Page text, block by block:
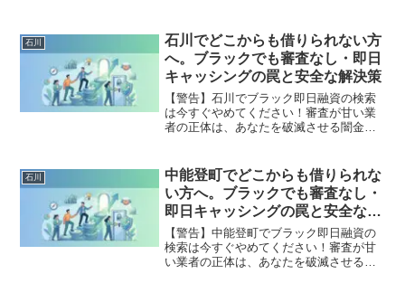
町で違法業者を避け、借金地獄から抜け
出した方々の実体験と確実な解決策を完
全公開。
石川
石川でどこからも借りられない方
へ。ブラックでも審査なし・即日
キャッシングの罠と安全な解決策
【警告】石川でブラック即日融資の検索
は今すぐやめてください！審査が甘い業
者の正体は、あなたを破滅させる闇金で
違法業者を避け、借金地獄から抜け出し
た方々の実体験と確実な解決策を完全公
開。
石川
中能登町でどこからも借りられな
い方へ。ブラックでも審査なし・
即日キャッシングの罠と安全な解
決策
【警告】中能登町でブラック即日融資の
検索は今すぐやめてください！審査が甘
い業者の正体は、あなたを破滅させる闇